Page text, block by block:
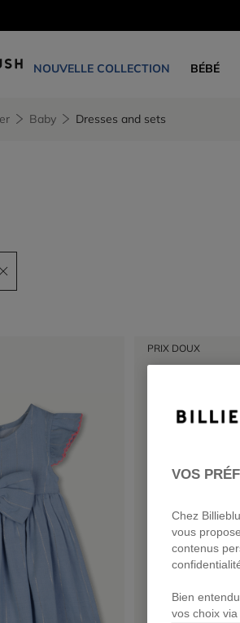
NOUVELLE COLLECTION BÉBÉ
Baby Dresses and sets
and sets
PRIX DOUX
VOS
Chez
vous
contenus
Bien
vos choix